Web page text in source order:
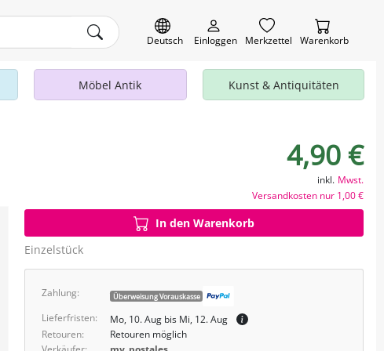
Deutsch Einloggen Merkzettel Warenkorb
Möbel Antik Kunst & Antiquitäten
4,90 €
inkl. Mwst.
Versandkosten nur 1,00 €
In den Warenkorb
Einzelstück
Zahlung: Überweisung Vorauskasse
Lieferfristen:
Mo, 10. Aug bis Mi, 12. Aug
Retouren:
Retouren möglich